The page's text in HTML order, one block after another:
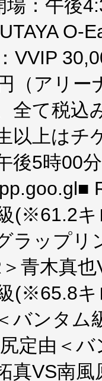
場：午後
O-
VVIP
（アリ
全て税込
以上はチ
後5時00
(※61.2キ
ラップ
青木真
(※65.8キ
バンタム
定由＜
真VS南